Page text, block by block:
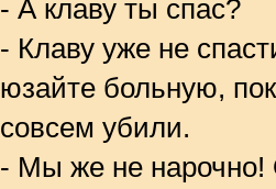
- А клаву ты спас?
- Клаву уже не
юзайте больную,
совсем убили.
- Мы же не нарочно!